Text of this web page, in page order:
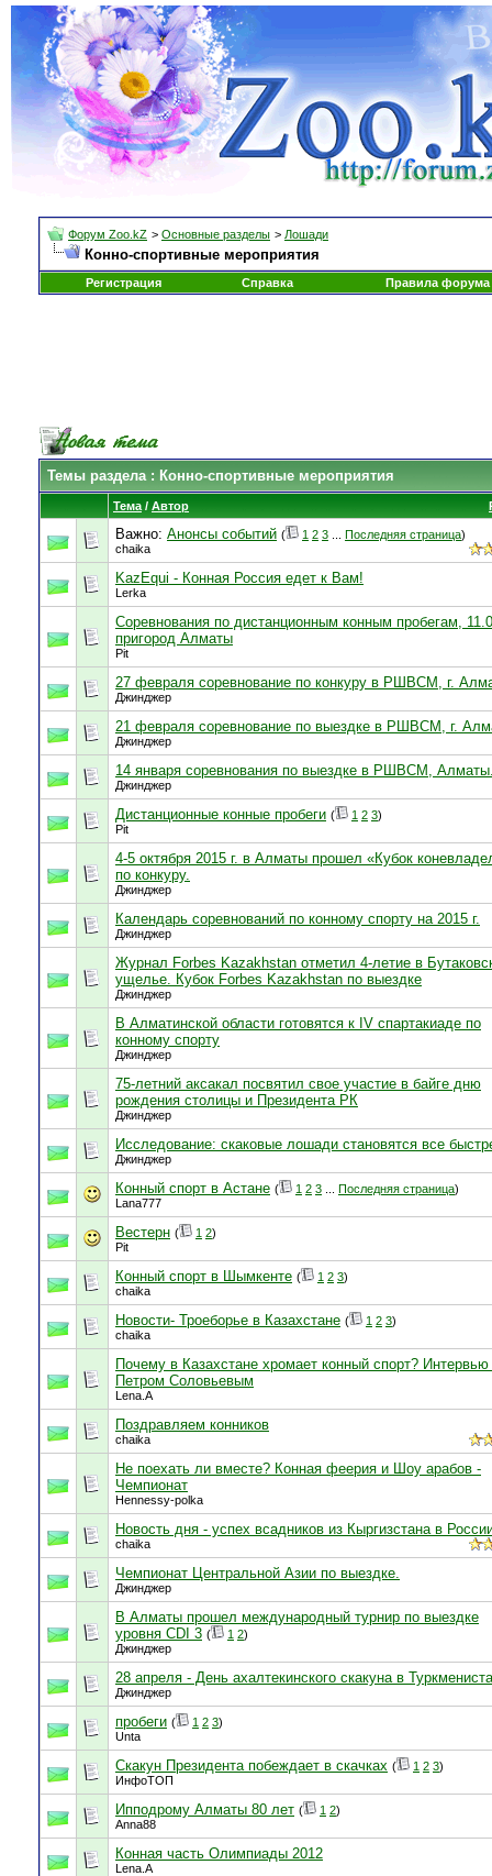
Форум Zoo.kZ > Основные разделы > Лошади
Конно-спортивные мероприятия
Регистрация Справка Правила форума
Темы раздела: Конно-спортивные мероприятия
Тема / Автор
Важно: Анонсы событий ( 1 2 3 Последняя страница)
chaika
KazEqui - Конная Россия едет к Вам!
Lerka
Соревнования по дистанционным конным пробегам,
пригород Алматы
Pit
27 февраля соревнование по конкуру в РШВСМ, г.
Джинджер
21 февраля соревнование по выездке в РШВСМ, г.
Джинджер
14 января соревнования по выездке в РШВСМ,
Джинджер
Дистанционные конные пробеги ( 1 2 3)
Pit
4-5 октября 2015 г. в Алматы прошел «Кубок
по конкуру.
Джинджер
Календарь соревнований по конному спорту на 2015 г.
Джинджер
Журнал Forbes Kazakhstan отметил 4-летие в
ущелье. Кубок Forbes Kazakhstan по выездке
Джинджер
В Алматинской области готовятся к IV спартакиаде по
конному спорту
Джинджер
75-летний аксакал посвятил свое участие в байге дню
рождения столицы и Президента РК
Джинджер
Исследование: скаковые лошади становятся все
Джинджер
Конный спорт в Астане ( 1 2 3 Последняя страница)
Lana777
Вестерн ( 1 2)
Pit
Конный спорт в Шымкенте ( 1 2 3)
chaika
Новости- Троеборье в Казахстане ( 1 2 3)
chaika
Почему в Казахстане хромает конный спорт? Интервью
Петром Соловьевым
Lena.A
Поздравляем конников
chaika
Не поехать ли вместе? Конная феерия и Шоу арабов -
Чемпионат
Hennessy-polka
Новость дня - успех всадников из Кыргизстана в
chaika
Чемпионат Центральной Азии по выездке.
Джинджер
В Алматы прошел международный турнир по выездке
уровня CDI 3 ( 1 2)
Джинджер
28 апреля - День ахалтекинского скакуна в
Джинджер
пробеги ( 1 2 3)
Unta
Скакун Президента побеждает в скачках ( 1 2 3)
ИнфоТОП
Ипподрому Алматы 80 лет ( 1 2)
Anna88
Конная часть Олимпиады 2012
Lena.A